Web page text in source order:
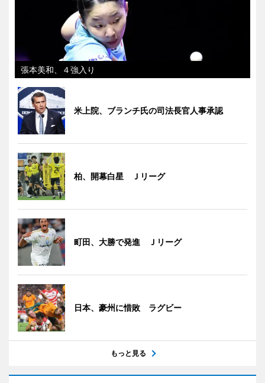
張本美和、４強入り
米上院、ブランチ氏の司法長官人事承認
柏、開幕白星 Ｊリーグ
町田、大勝で発進 Ｊリーグ
日本、豪州に惜敗 ラグビー
もっと見る